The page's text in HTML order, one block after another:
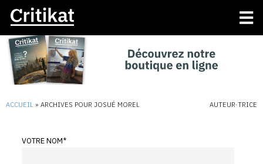
ACCUEIL » ARCHIVES POUR JOSUÉ MOREL AUTEUR·TRICE
VOTRE NOM*